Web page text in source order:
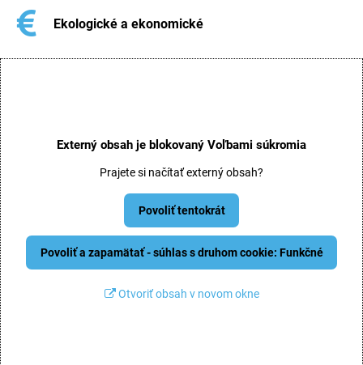
Ekologické a ekonomické
Externý obsah je blokovaný Voľbami súkromia
Prajete si načítať externý obsah?
Povoliť tentokrát
Povoliť a zapamätať - súhlas s druhom cookie: Funkčné
Otvoriť obsah v novom okne